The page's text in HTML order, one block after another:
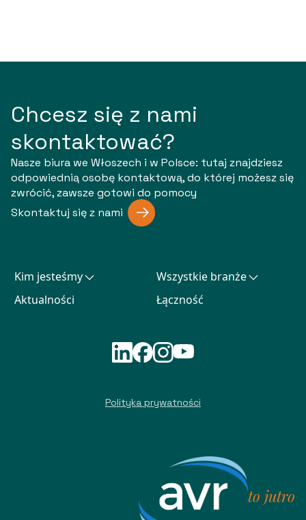
Chcesz się z nami
skontaktować?
Nasze biura we Włoszech i w Polsce: tutaj znajdziesz
odpowiednią osobę kontaktową, do której możesz się
zwrócić, zawsze gotowi do pomocy
Skontaktuj się z nami
Kim jesteśmy
Aktualności
Wszystkie branże
Łączność
Polityka prywatności
to jutro